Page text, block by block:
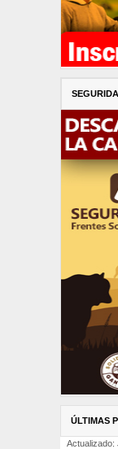
ÚLTIMAS
Actualizado: